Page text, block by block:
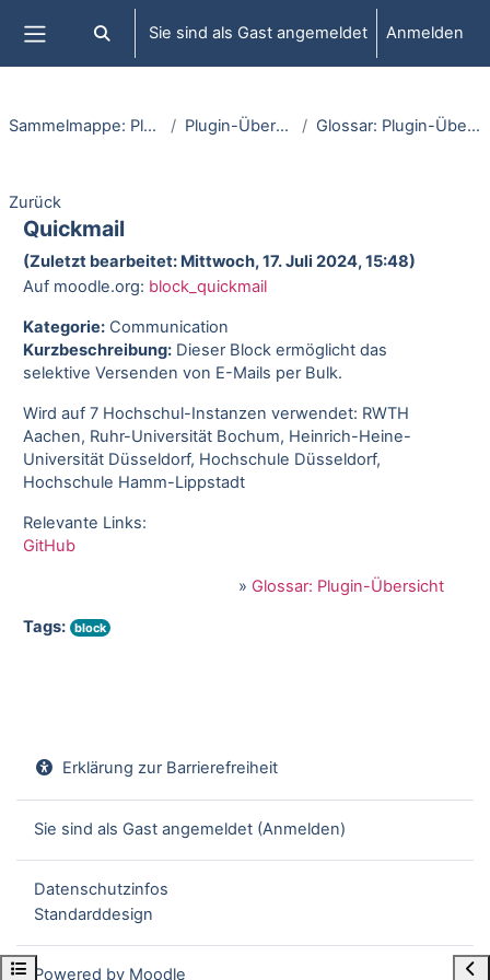
Website-Übersicht
Sucheingabe umschalten
Sie sind als Gast angemeldet Anmelden
Kursindex öffnen
Sammelmappe: Plugins Plugin-Übersicht Glossar: Plugin-Übersicht
Zurück
Quickmail
(Zuletzt bearbeitet: Mittwoch, 17. Juli 2024, 15:48)
Auf moodle.org: block_quickmail
Kategorie:Communication
Kurzbeschreibung:Dieser Block ermöglicht das
selektive Versenden von E-Mails per Bulk.
Wird auf 7 Hochschul-Instanzen verwendet: RWTH
Aachen, Ruhr-Universität Bochum, Heinrich-Heine-
Universität Düsseldorf, Hochschule Düsseldorf,
Hochschule Hamm-Lippstadt
Relevante Links:
GitHub
» Glossar: Plugin-Übersicht
Tags: block
Erklärung zur Barrierefreiheit
Sie sind als Gast angemeldet (Anmelden)
Datenschutzinfos
Standarddesign
Powered by Moodle